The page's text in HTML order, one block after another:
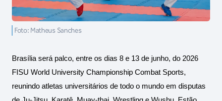
Foto: Matheus Sanches
Brasília será palco, entre os dias 8 e 13 de junho, do 2026
FISU World University Championship Combat Sports,
reunindo atletas universitários de todo o mundo em disputas